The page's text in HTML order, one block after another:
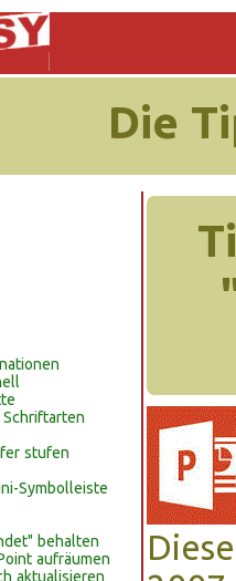
Die
stufen
Symbolleiste
behalten
aufräumen
aktualisieren